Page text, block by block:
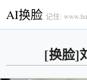
AI换脸 记住:
[换脸]